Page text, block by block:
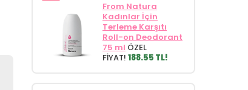
From Natura
Kadınlar İçin
Terleme Karşıtı
Roll-on Deodorant
75 ml ÖZEL
FİYAT! 188.55 TL!